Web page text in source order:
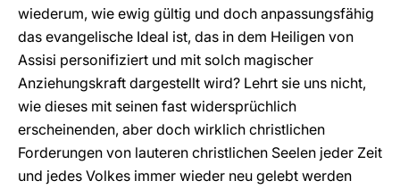
wiederum, wie ewig gültig und doch anpassungsfähig
das evangelische Ideal ist, das in dem Heiligen von
Assisi personifiziert und mit solch magischer
Anziehungskraft dargestellt wird? Lehrt sie uns nicht,
wie dieses mit seinen fast widersprüchlich
erscheinenden, aber doch wirklich christlichen
Forderungen von lauteren christlichen Seelen jeder Zeit
und jedes Volkes immer wieder neu gelebt werden